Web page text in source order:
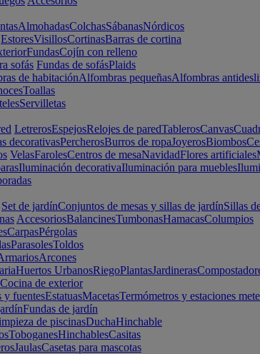
AlmohadasColchasSábanasNórdicos
EstoresVisillosCortinasBarras de cortina
FundasCojín con relleno
sofás Fundas de sofásPlaids
de habitaciónAlfombras pequeñasAlfombras
Toallas
Servilletas
LetrerosEspejosRelojes de paredTablerosCanvas
decorativasPercherosBurros de ropaJoyerosBiombos
VelasFarolesCentros de mesaNavidadFlores artificiales
Iluminación decorativaIluminación para muebles
Set de jardínConjuntos de mesas y sillas de jardínSillas
AccesoriosBalancinesTumbonasHamacasColumpios
CarpasPérgolas
ParasolesToldos
Arcones
Huertos UrbanosRiegoPlantasJardineras
Cocina de exterior
y fuentesEstatuasMacetasTermómetros y estaciones
Fundas de jardín
de piscinasDuchaHinchable
ToboganesHinchablesCasitas
JaulasCasetas para mascotas